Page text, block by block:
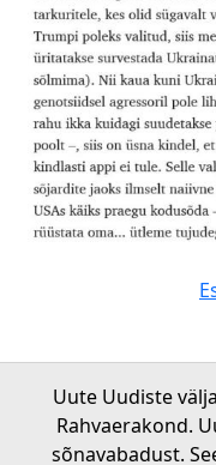
Uute Uudiste
Rahvaerakond.
sõnavabadust.